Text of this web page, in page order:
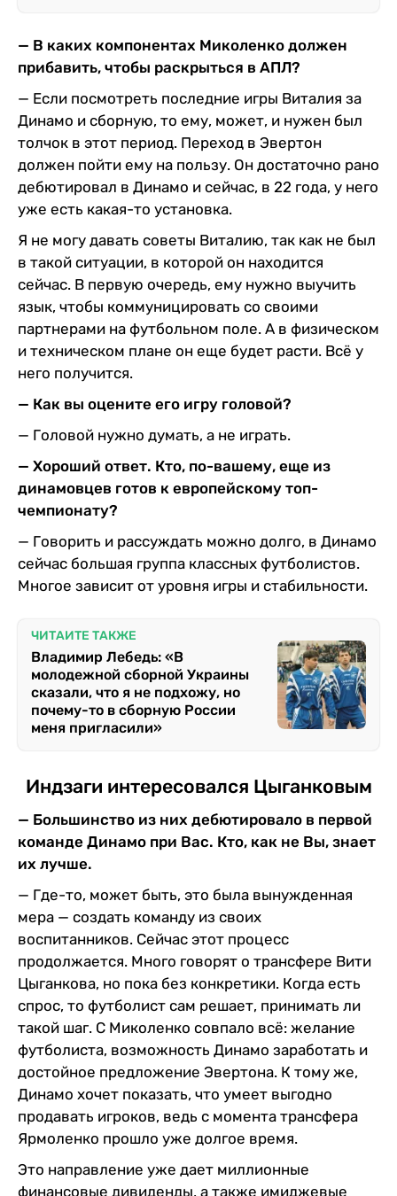
— В каких компонентах Миколенко должен
прибавить, чтобы раскрыться в АПЛ?
— Если посмотреть последние игры Виталия за
Динамо и сборную, то ему, может, и нужен был
толчок в этот период. Переход в Эвертон
должен пойти ему на пользу. Он достаточно рано
дебютировал в Динамо и сейчас, в 22 года, у него
уже есть какая-то установка.
Я не могу давать советы Виталию, так как не был
в такой ситуации, в которой он находится
сейчас. В первую очередь, ему нужно выучить
язык, чтобы коммуницировать со своими
партнерами на футбольном поле. А в физическом
и техническом плане он еще будет расти. Всё у
него получится.
— Как вы оцените его игру головой?
— Головой нужно думать, а не играть.
— Хороший ответ. Кто, по-вашему, еще из
динамовцев готов к европейскому топ-
чемпионату?
— Говорить и рассуждать можно долго, в Динамо
сейчас большая группа классных футболистов.
Многое зависит от уровня игры и стабильности.
ЧИТАЙТЕ ТАКЖЕ
Владимир Лебедь: «В
молодежной сборной Украины
сказали, что я не подхожу, но
почему-то в сборную России
меня пригласили»
Индзаги интересовался Цыганковым
— Большинство из них дебютировало в первой
команде Динамо при Вас. Кто, как не Вы, знает
их лучше.
— Где-то, может быть, это была вынужденная
мера — создать команду из своих
воспитанников. Сейчас этот процесс
продолжается. Много говорят о трансфере Вити
Цыганкова, но пока без конкретики. Когда есть
спрос, то футболист сам решает, принимать ли
такой шаг. С Миколенко совпало всё: желание
футболиста, возможность Динамо заработать и
достойное предложение Эвертона. К тому же,
Динамо хочет показать, что умеет выгодно
продавать игроков, ведь с момента трансфера
Ярмоленко прошло уже долгое время.
Это направление уже дает миллионные
финансовые дивиденды, а также имиджевые